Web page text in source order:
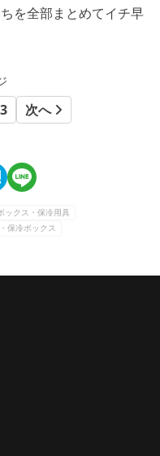
を全部まとめてイチ早
3 次へ
ックス・保冷用具
保冷ボックス